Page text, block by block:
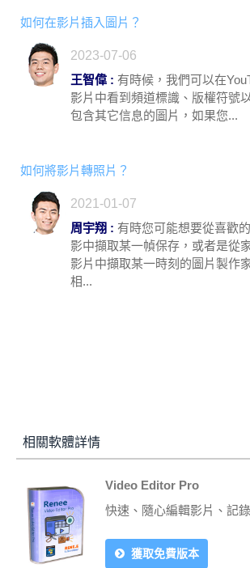
如何在影片插入圖片？
2023-07-06
王智偉 : 有時候，我們可以在
影片中看到頻道標識、版權符號
包含其它信息的圖片，如果您...
如何將影片轉照片？
2021-01-07
周宇翔 : 有時您可能想要從喜歡
影中擷取某一幀保存，或者是從
影片中擷取某一時刻的圖片製作
相...
相關軟體詳情
Video Editor Pro
快速、隨心編輯影片、記
獲取免費版本